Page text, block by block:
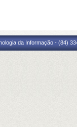
da Informação - (84)